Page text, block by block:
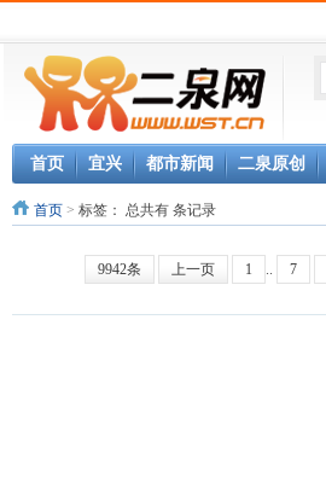
首页 宜兴 都市新闻 二泉原创
首页 > 标签： 总共有 条记录
9942条 上一页 1 .. 7